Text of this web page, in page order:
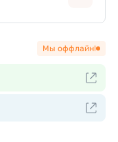
Мы оффлайн!